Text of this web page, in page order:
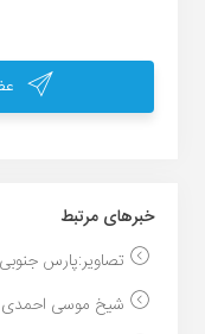
خبر‌های مرتبط
تصاویر:پارس
شیخ موسی احمدی